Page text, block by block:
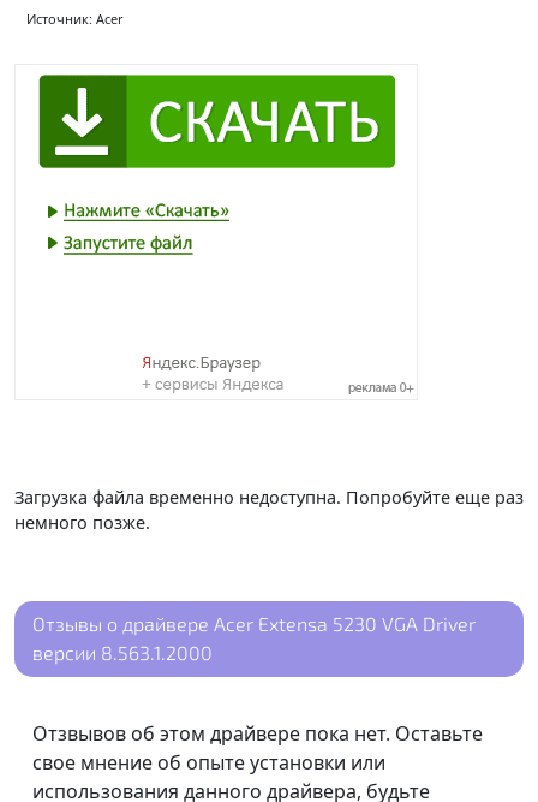
Источник: Acer
Загрузка файла временно недоступна. Попробуйте еще раз
немного позже.
Отзывы о драйвере Acer Extensa 5230 VGA Driver
версии 8.563.1.2000
Отзвывов об этом драйвере пока нет. Оставьте
свое мнение об опыте установки или
использования данного драйвера, будьте